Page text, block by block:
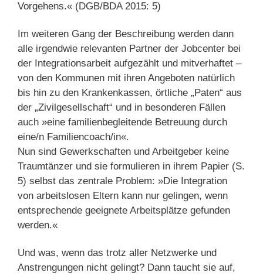
Vorgehens.« (DGB/BDA 2015: 5)
Im weiteren Gang der Beschreibung werden dann
alle irgendwie relevanten Partner der Jobcenter bei
der Integrationsarbeit aufgezählt und mitverhaftet –
von den Kommunen mit ihren Angeboten natürlich
bis hin zu den Krankenkassen, örtliche „Paten“ aus
der „Zivilgesellschaft“ und in besonderen Fällen
auch »eine familienbegleitende Betreuung durch
eine/n Familiencoach/in«.
Nun sind Gewerkschaften und Arbeitgeber keine
Traumtänzer und sie formulieren in ihrem Papier (S.
5) selbst das zentrale Problem: »Die Integration
von arbeitslosen Eltern kann nur gelingen, wenn
entsprechende geeignete Arbeitsplätze gefunden
werden.«
Und was, wenn das trotz aller Netzwerke und
Anstrengungen nicht gelingt? Dann taucht sie auf,